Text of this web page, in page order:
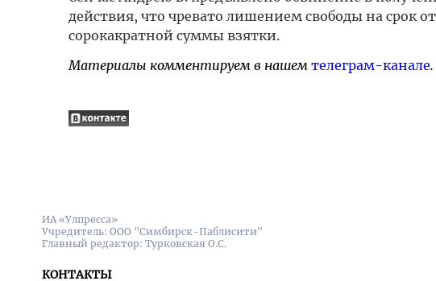
действия, что чревато лишением свободы на срок
сорокакратной суммы взятки.
Материалы комментируем в нашем телеграм-канале
ИА «Улпресса»
Учредитель: ООО "Симбирск-Паблисити"
Главный редактор: Турковская О.С.
КОНТАКТЫ